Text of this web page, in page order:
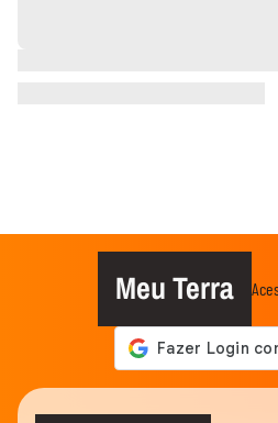
Meu Terra